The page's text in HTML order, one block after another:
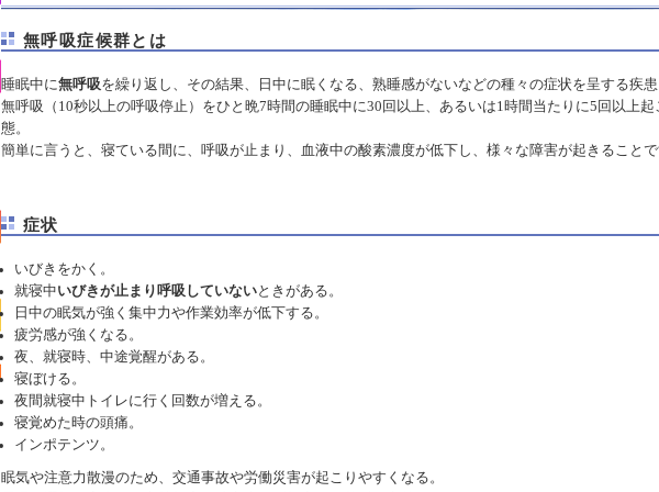
無呼吸症候群とは
睡眠中に無呼吸を繰り返し、その結果、日中に眠くなる、熟睡感がないなどの種々の症状を呈する疾患
無呼吸（10秒以上の呼吸停止）をひと晩7時間の睡眠中に30回以上、あるいは1時間当たりに5回以上起
態。
簡単に言うと、寝ている間に、呼吸が止まり、血液中の酸素濃度が低下し、様々な障害が起きることで
症状
いびきをかく。
就寝中いびきが止まり呼吸していないときがある。
日中の眠気が強く集中力や作業効率が低下する。
疲労感が強くなる。
夜、就寝時、中途覚醒がある。
寝ぼける。
夜間就寝中トイレに行く回数が増える。
寝覚めた時の頭痛。
インポテンツ。
眠気や注意力散漫のため、交通事故や労働災害が起こりやすくなる。